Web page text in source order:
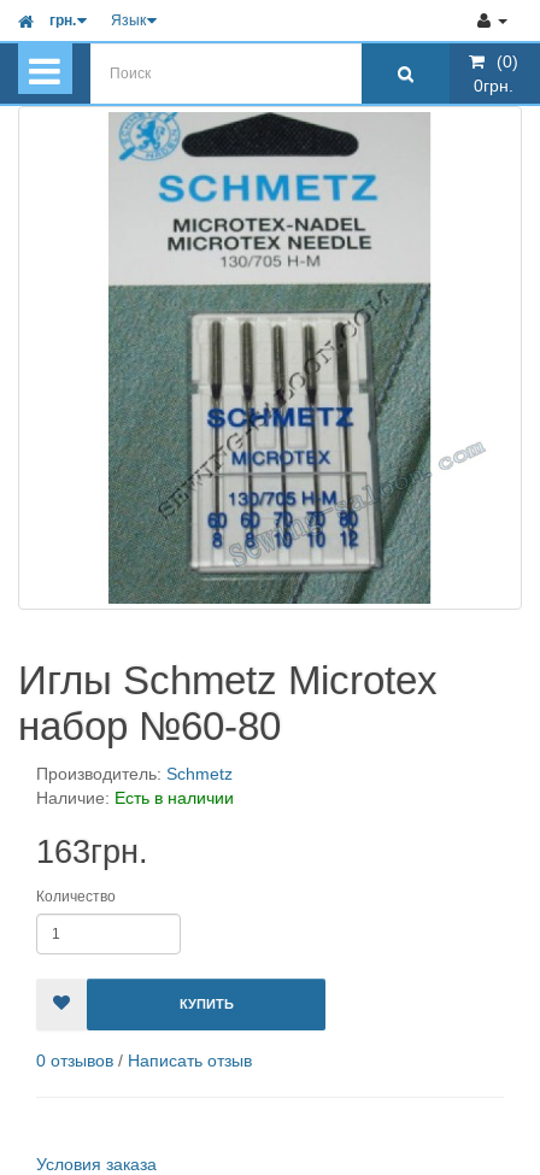
грн. Язык
(0)
0грн.
Иглы Schmetz Microtex
набор №60-80
Производитель: Schmetz
Наличие: Есть в наличии
163грн.
Количество
КУПИТЬ
0 отзывов / Написать отзыв
Условия заказа